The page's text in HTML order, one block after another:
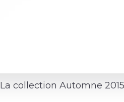
La collection Automne